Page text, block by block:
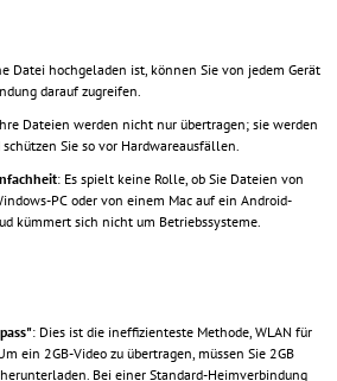
Datei hochgeladen ist, können Sie von jedem Gerät
darauf zugreifen.
Dateien werden nicht nur übertragen; sie werden
Sie so vor Hardwareausfällen.
: Es spielt keine Rolle, ob Sie Dateien von
PC oder von einem Mac auf ein Android-
kümmert sich nicht um Betriebssysteme.
: Dies ist die ineffizienteste Methode, WLAN für
ein 2GB-Video zu übertragen, müssen Sie 2GB
Bei einer Standard-Heimverbindung